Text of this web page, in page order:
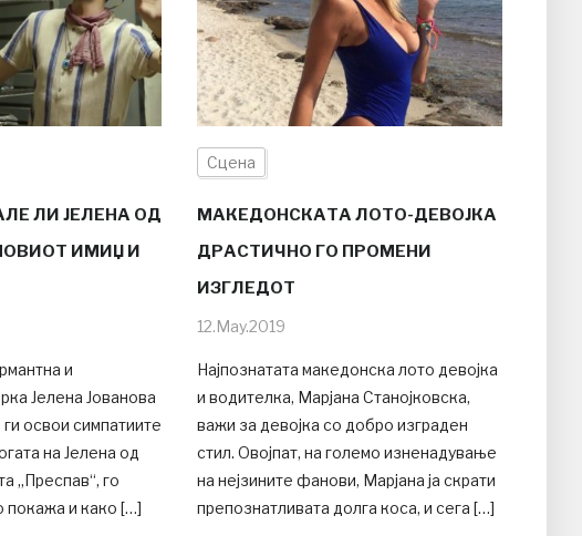
ЛИ ЈЕЛЕНА ОД
ИМИЏ И
и
Јелена Јованова
освои симпатиите
на Јелена од
„Преспав“, го
покажа и како […]
Сцена
МАКЕДОНСКАТА ЛОТО-ДЕВОЈКА
ДРАСТИЧНО ГО ПРОМЕНИ
ИЗГЛЕДОТ
12.May.2019
Најпознатата македонска лото девојка
и водителка, Марјана Станојковска,
важи за девојка со добро изграден
стил. Овојпат, на големо изнeнадување
на нејзините фанови, Марјана ја скрати
препознатливата долга коса, и сега […]